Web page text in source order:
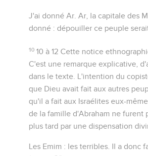
J'ai donné Ar . Ar, la capitale des
donné : dépouiller ce peuple
10 10 à 12 Cette notice
C'est une remarque explicative,
dans le texte. L'intention du
que Dieu avait fait aux autres
qu'il a fait aux Israélites eux-
de la famille d'Abraham ne furent
plus tard par une dispensation
Les Emim : les terribles . Il a donc